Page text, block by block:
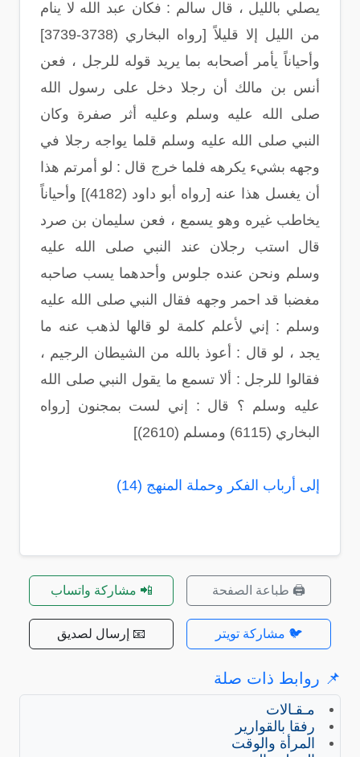
يصلي بالليل ، قال سالم : فكان عبد الله لا ينام
من الليل إلا قليلاً [رواه البخاري (3738-3739]
وأحياناً يأمر أصحابه بما يريد قوله للرجل ، فعن
أنس بن مالك أن رجلا دخل على رسول الله
صلى الله عليه وسلم وعليه أثر صفرة وكان
النبي صلى الله عليه وسلم قلما يواجه رجلا في
وجهه بشيء يكرهه فلما خرج قال : لو أمرتم هذا
أن يغسل هذا عنه [رواه أبو داود (4182)] وأحياناً
يخاطب غيره وهو يسمع ، فعن سليمان بن صرد
قال استب رجلان عند النبي صلى الله عليه
وسلم ونحن عنده جلوس وأحدهما يسب صاحبه
مغضبا قد احمر وجهه فقال النبي صلى الله عليه
وسلم : إني لأعلم كلمة لو قالها لذهب عنه ما
يجد ، لو قال : أعوذ بالله من الشيطان الرجيم ،
فقالوا للرجل : ألا تسمع ما يقول النبي صلى الله
عليه وسلم ؟ قال : إني لست بمجنون [رواه
البخاري (6115) ومسلم (2610)]
إلى أرباب الفكر وحملة المنهج (14)
🖨️ طباعة الصفحة 📲 مشاركة واتساب
🐦 مشاركة تويتر 📧 إرسال لصديق
📌 روابط ذات صلة
مـقـالات
رفقا بالقوارير
المرأة والوقت